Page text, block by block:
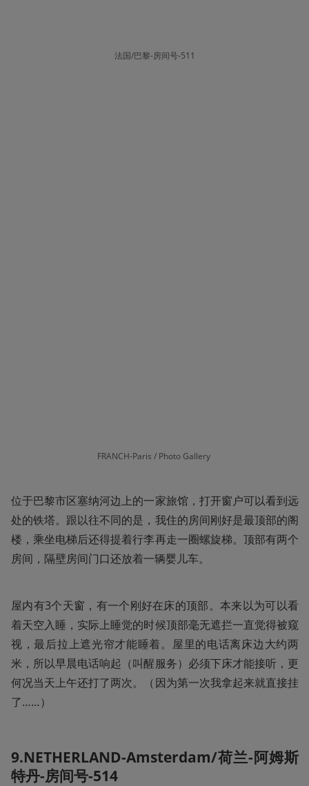
法国/巴黎-房间号-511
FRANCH-Paris / Photo Gallery
位于巴黎市区塞纳河边上的一家旅馆，打开窗户可以看到远
处的铁塔。跟以往不同的是，我住的房间刚好是最顶部的阁
楼，乘坐电梯后还得提着行李再走一圈螺旋梯。顶部有两个
房间，隔壁房间门口还放着一辆婴儿车。
屋内有3个天窗，有一个刚好在床的顶部。本来以为可以看
着天空入睡，实际上睡觉的时候顶部毫无遮拦一直觉得被窥
视，最后拉上遮光帘才能睡着。屋里的电话离床边大约两
米，所以早晨电话响起（叫醒服务）必须下床才能接听，更
何况当天上午还打了两次。（因为第一次我拿起来就直接挂
了……）
9.NETHERLAND-Amsterdam/荷兰-阿姆斯
特丹-房间号-514